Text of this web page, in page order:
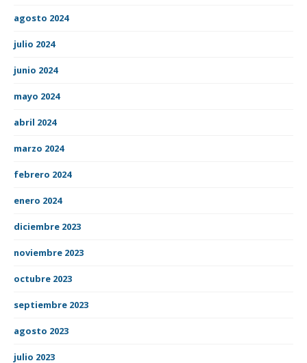
agosto 2024
julio 2024
junio 2024
mayo 2024
abril 2024
marzo 2024
febrero 2024
enero 2024
diciembre 2023
noviembre 2023
octubre 2023
septiembre 2023
agosto 2023
julio 2023